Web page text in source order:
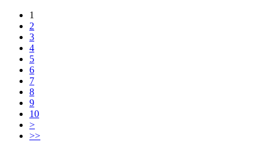
1
2
3
4
5
6
7
8
9
10
>
>>